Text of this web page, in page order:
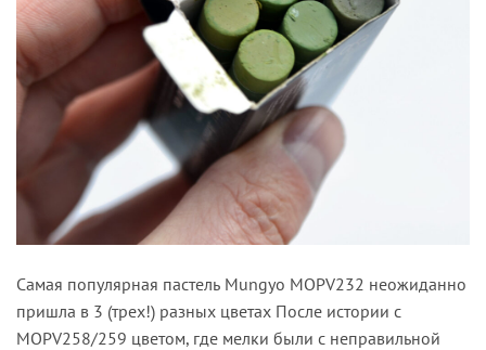
Самая популярная пастель Mungyo MOPV232 неожиданно
пришла в 3 (трех!) разных цветах После истории с
MOPV258/259 цветом, где мелки были с неправильной